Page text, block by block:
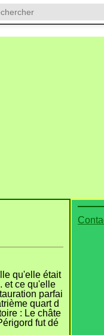
qu'elle était
et ce qu'elle
parfai
quart d
: Le châte
fut dé